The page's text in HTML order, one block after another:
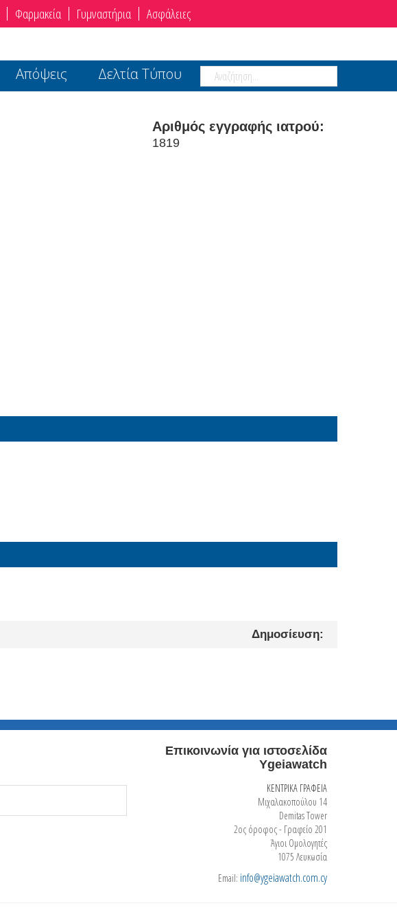
Φαρμακεία Γυμναστήρια Ασφάλειες
Απόψεις Δελτία Τύπου
Αριθμός εγγραφής ιατρού:
1819
Δημοσίευση:
Επικοινωνία για ιστοσελίδα
Ygeiawatch
ΚΕΝΤΡΙΚΑ ΓΡΑΦΕΙΑ
Μιχαλακοπούλου 14
Demitas Tower
2ος όροφος - Γραφείο 201
Άγιοι Ομολογητές
1075 Λευκωσία
Email: info@ygeiawatch.com.cy